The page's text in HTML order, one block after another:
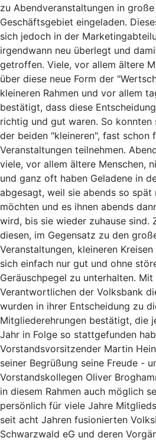
zu Abendveranstaltungen in große
Geschäftsgebiet eingeladen.
sich jedoch in der
irgendwann neu überlegt und
getroffen. Viele, vor allem ältere
über diese neue Form der
kleineren Rahmen und vor allem
bestätigt, dass diese
richtig und gut waren. So konnten
der beiden "kleineren", fast schon
Veranstaltungen teilnehmen.
viele, vor allem ältere Menschen,
und ganz oft haben Geladene in
abgesagt, weil sie abends so spät
möchten und es ihnen abends
wird, bis sie wieder zuhause sind.
diesen, im Gegensatz zu den
Veranstaltungen, kleineren
sich einfach nur gut und ohne
Geräuschpegel zu unterhalten.
Verantwortlichen der Volksbank
wurden in ihrer Entscheidung zu
Mitgliederehrungen bestätigt, die
Jahr in Folge so stattgefunden
Vorstandsvorsitzender Martin
seiner Begrüßung seine Freude -
Vorstandskollegen Oliver
in diesem Rahmen auch möglich
persönlich für viele Jahre
seit acht Jahren fusionierten
Schwarzwald eG und deren